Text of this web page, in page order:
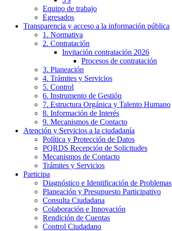
Equipo de trabajo
Egresados
Transparencia y acceso a la información pública
1. Normativa
2. Contratación
Invitación contratación 2026
Procesos de contratación
3. Planeación
4. Trámites y Servicios
5. Control
6. Instrumento de Gestión
7. Estructura Orgánica y Talento Humano
8. Información de Interés
9. Mecanismos de Contacto
Atención y Servicios a la ciudadanía
Política y Protección de Datos
PQRDS Recepción de Solicitudes
Mecanismos de Contacto
Trámites y Servicios
Participa
Diagnóstico e Identificación de Problemas
Planeación y Presupuesto Participativo
Consulta Ciudadana
Colaboración e Innovación
Rendición de Cuentas
Control Ciudadano